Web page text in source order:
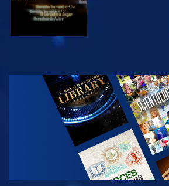
VE